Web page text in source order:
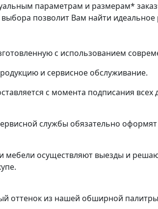
параметрам и размерам*
позволит Вам найти
с использованием
и сервисное обслуживание.
с момента подписания
службы обязательно оформят
осуществляют выезды и
оттенок из нашей обширной